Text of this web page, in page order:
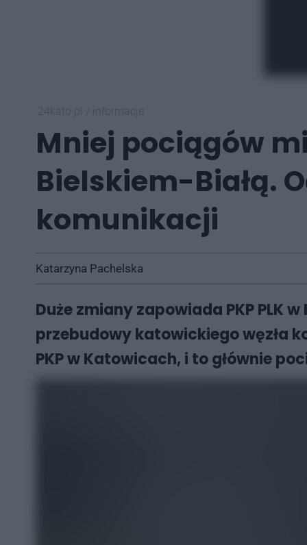
Mniej pociągów
Bielskiem-Białą.
komunikacji
Katarzyna Pachelska
Duże zmiany zapowiada PKP PLK
przebudowy katowickiego węzła
PKP w Katowicach, i to głównie